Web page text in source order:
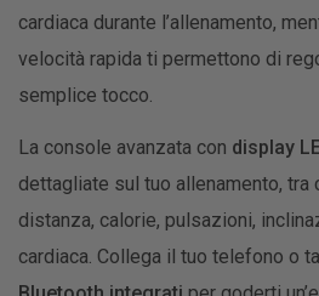
cardiaca durante l’allenamento,
velocità rapida ti permettono di
semplice tocco.
La console avanzata con display
dettagliate sul tuo allenamento, tra
distanza, calorie, pulsazioni,
cardiaca. Collega il tuo telefono o